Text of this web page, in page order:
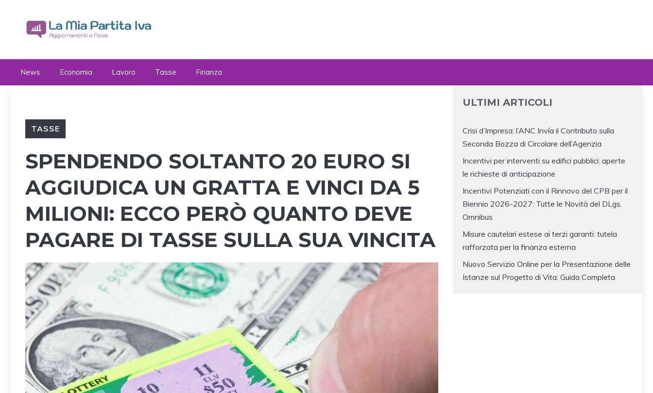
contenuto
News Economia Lavoro Tasse Finanza
TASSE
SPENDENDO SOLTANTO 20 EURO SI
AGGIUDICA UN GRATTA E VINCI DA 5
MILIONI: ECCO PERÒ QUANTO DEVE
PAGARE DI TASSE SULLA SUA VINCITA
ULTIMI ARTICOLI
Crisi d’Impresa: l’ANC Invía il Contributo sulla
Seconda Bozza di Circolare dell’Agenzia
Incentivi per interventi su edifici pubblici: aperte
le richieste di anticipazione
Incentivi Potenziati con il Rinnovo del CPB per il
Biennio 2026-2027: Tutte le Novità del DLgs.
Omnibus
Misure cautelari estese ai terzi garanti: tutela
rafforzata per la finanza esterna
Nuovo Servizio Online per la Presentazione delle
Istanze sul Progetto di Vita: Guida Completa